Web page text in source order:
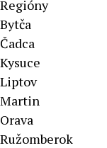
Regióny
Bytča
Čadca
Kysuce
Liptov
Martin
Orava
Ružomberok